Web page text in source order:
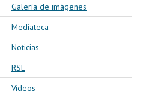
Galería de imágenes
Mediateca
Noticias
RSE
Vídeos